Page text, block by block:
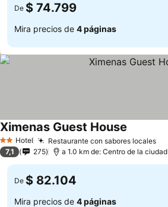
De $ 74.799
Mira precios de 4 páginas
2 Estrellas
Hotel Restaurante con sabores locales
Ximenas Guest House
7,1 275 a 1.0 km de: Centro de la ciudad
De $ 82.104
Mira precios de 4 páginas